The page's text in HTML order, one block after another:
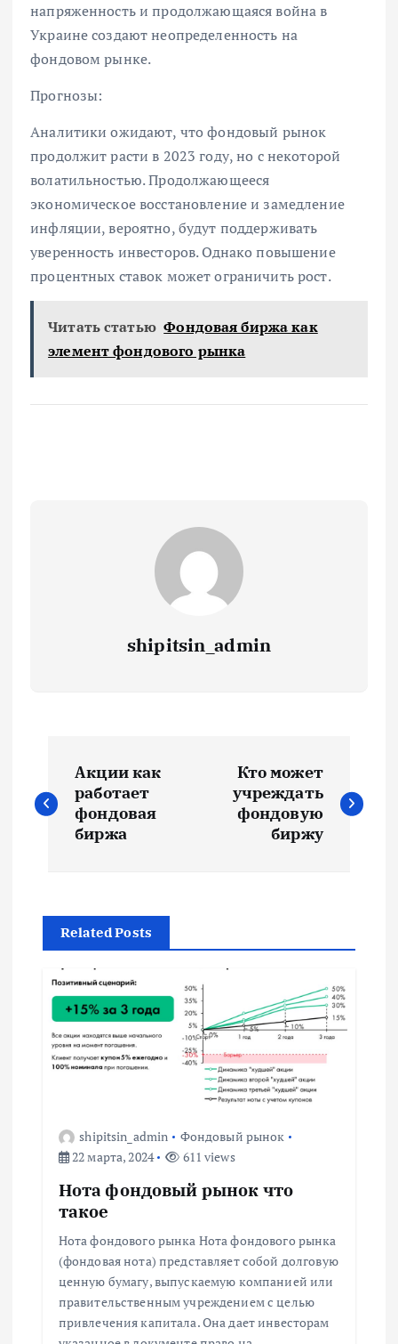
напряженность и продолжающаяся война в
Украине создают неопределенность на
фондовом рынке.
Прогнозы:
Аналитики ожидают, что фондовый рынок
продолжит расти в 2023 году, но с некоторой
волатильностью. Продолжающееся
экономическое восстановление и замедление
инфляции, вероятно, будут поддерживать
уверенность инвесторов. Однако повышение
процентных ставок может ограничить рост.
Читать статью Фондовая биржа как
элемент фондового рынка
shipitsin_admin
а
г
ц
и
Акции как
работает
фондовая
биржа
Кто может
учреждать
фондовую
биржу
Related Posts
shipitsin_admin
Фондовый рынок
22 марта, 2024
611 views
Нота фондовый рынок что
такое
Нота фондового рынка Нота фондового рынка
(фондовая нота) представляет собой долговую
ценную бумагу, выпускаемую компанией или
правительственным учреждением с целью
привлечения капитала. Она дает инвесторам